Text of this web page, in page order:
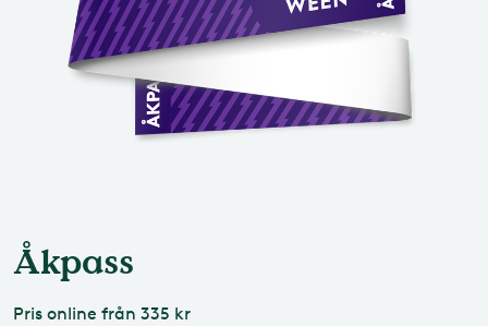
Åkpass
Pris online från 335 kr